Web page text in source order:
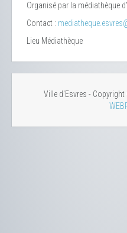
Organisé par la médiathèque
Contact :
Lieu Médiathèque
Ville d'Esvres -